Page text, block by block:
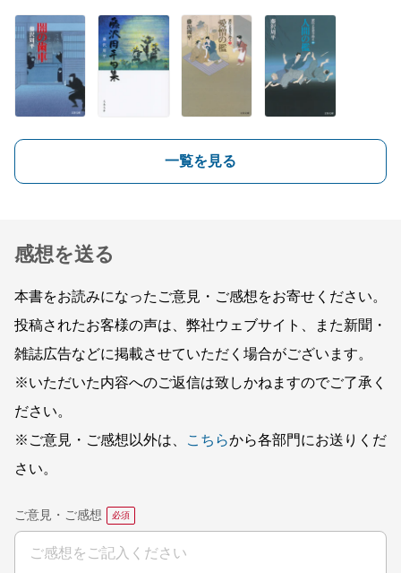
一覧を見る
感想を送る
本書をお読みになったご意見・ご感想をお寄せください。
投稿されたお客様の声は、弊社ウェブサイト、また新聞・
雑誌広告などに掲載させていただく場合がございます。
※いただいた内容へのご返信は致しかねますのでご了承く
ださい。
※ご意見・ご感想以外は、
こちらから各部門にお送りくだ
さい。
ご意見・ご感想